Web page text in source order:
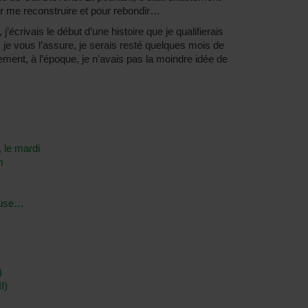
me reconstruire et pour rebondir…
le début d’une histoire que je qualifierais
vous l’assure, je serais resté quelques mois de
à l’époque, je n’avais pas la moindre idée de
le mardi